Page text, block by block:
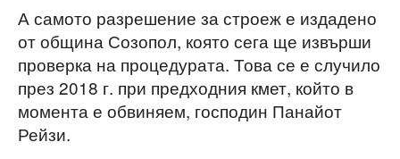
А самото разрешение за строеж е издадено
от община Созопол, която сега ще извърши
проверка на процедурата. Това се е случило
през 2018 г. при предходния кмет, който в
момента е обвиняем, господин Панайот
Рейзи.